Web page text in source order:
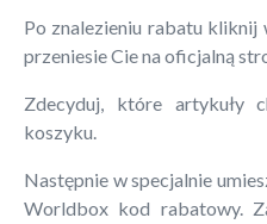
Po znalezieniu rabatu
przeniesie Cie na oficjalną
Zdecyduj, które artykuły
koszyku.
Następnie w specjalnie
Worldbox kod rabatowy.